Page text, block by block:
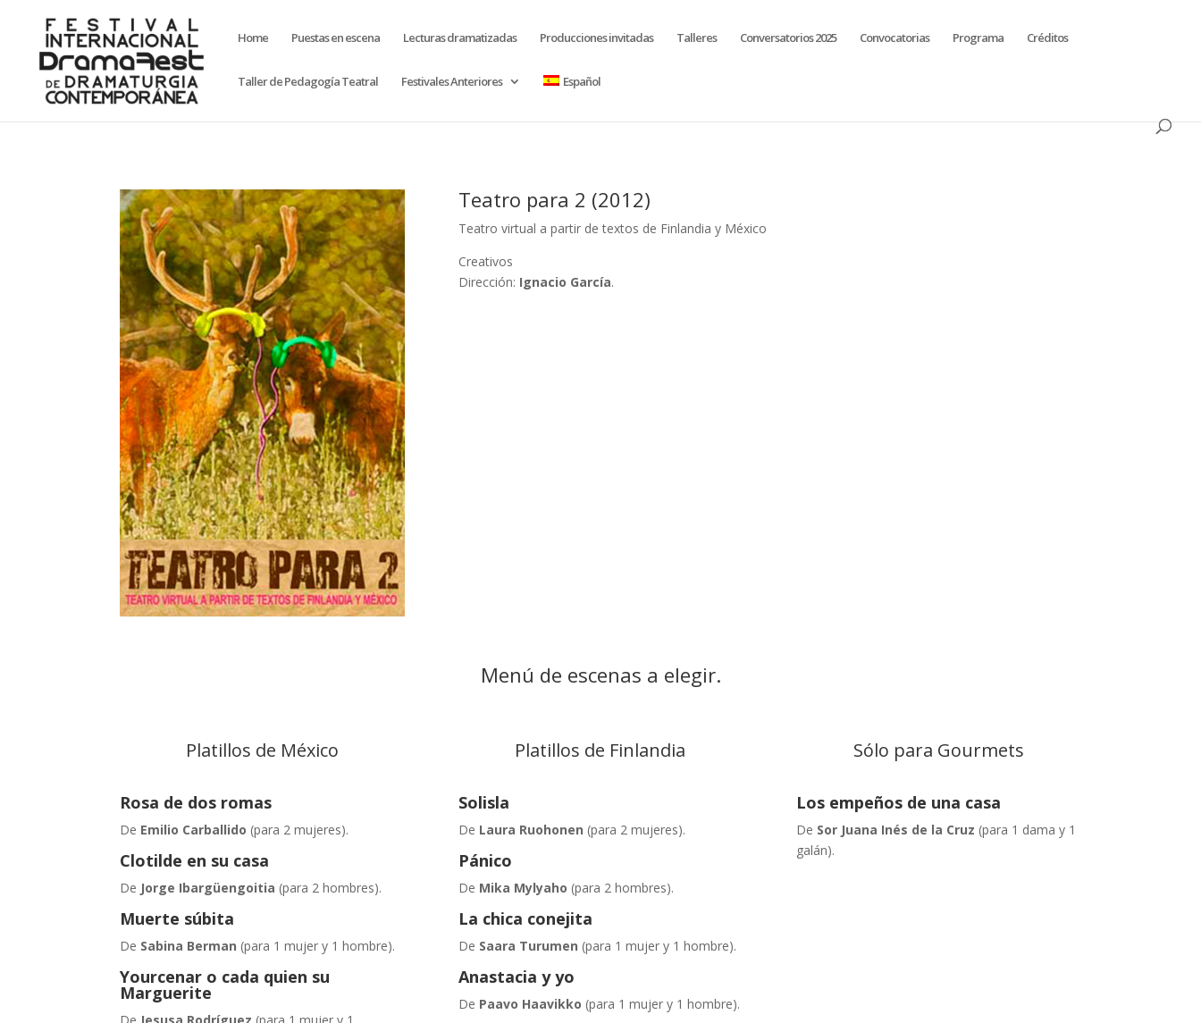
Home Puestas en escena Lecturas dramatizadas Producciones invitadas Talleres Conversatorios 2025 Convocatorias Programa Créditos
Taller de Pedagogía Teatral Festivales Anteriores Español
Teatro para 2 (2012)
Teatro virtual a partir de textos de Finlandia y México
Creativos
Dirección: Ignacio García.
Menú de escenas a elegir.
Platillos de México
Rosa de dos romas
De Emilio Carballido (para 2 mujeres).
Clotilde en su casa
De Jorge Ibargüengoitia (para 2 hombres).
Muerte súbita
De Sabina Berman (para 1 mujer y 1 hombre).
Yourcenar o cada quien su
Marguerite
Platillos de Finlandia
Solisla
De Laura Ruohonen (para 2 mujeres).
Pánico
De Mika Mylyaho (para 2 hombres).
La chica conejita
De Saara Turumen (para 1 mujer y 1 hombre).
Anastacia y yo
De Paavo Haavikko (para 1 mujer y 1 hombre).
Sólo para Gourmets
Los empeños de una casa
De Sor Juana Inés de la Cruz (para 1 dama y 1
galán).